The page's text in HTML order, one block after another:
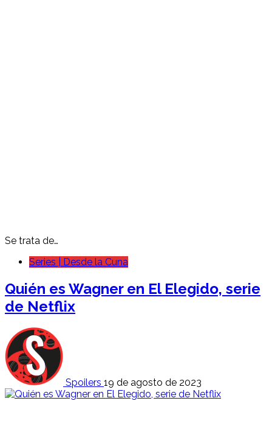
Se trata de…
Series | Desde la Cuna
Quién es Wagner en El Elegido, serie
de Netflix
Spoilers 19 de agosto de 2023